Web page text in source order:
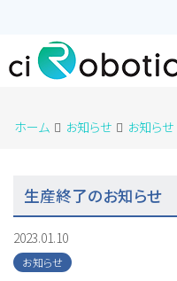
ホーム お知らせ お知らせ
生産終了のお知らせ
2023.01.10
お知らせ